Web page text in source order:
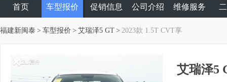
首页 车型报价 促销信息 公司介绍 维修服务
福建新闽泰 > 车型报价 > 艾瑞泽5 GT > 2023款 1.5T CVT享
艾瑞泽5